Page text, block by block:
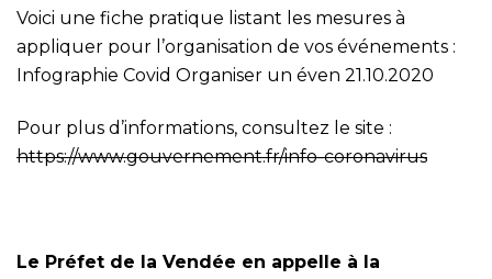
Voici une fiche pratique listant les mesures à
appliquer pour l’organisation de vos événements :
Infographie Covid Organiser un éven 21.10.2020
Pour plus d’informations, consultez le site :
https://www.gouvernement.fr/info-coronavirus
Le Préfet de la Vendée en appelle à la